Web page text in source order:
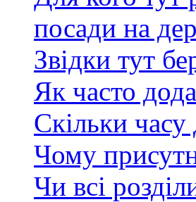
посади на
Звідки тут
Як часто
Скільки
Чому
Чи всі